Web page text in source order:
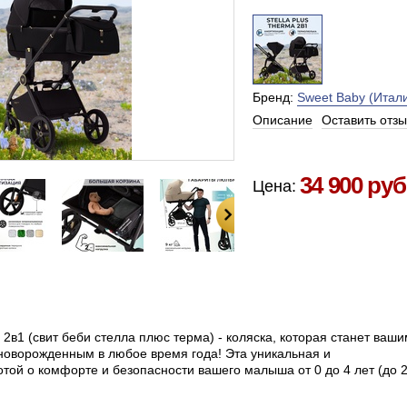
Бренд: Sweet Baby
Описание
Оставить
Цена: 34 900
(свит беби стелла плюс терма) - коляска, которая станет
в любое время года! Эта уникальная и
о комфорте и безопасности вашего малыша от 0 до 4 лет (до